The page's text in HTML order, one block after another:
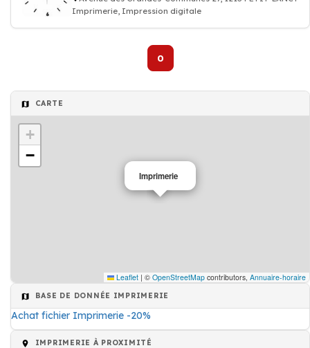
Imprimerie, Impression digitale
0
CARTE
Imprimerie
+
−
Leaflet | © OpenStreetMap contributors, Annuaire-horaire
BASE DE DONNÉE IMPRIMERIE
Achat fichier Imprimerie -20%
IMPRIMERIE À PROXIMITÉ